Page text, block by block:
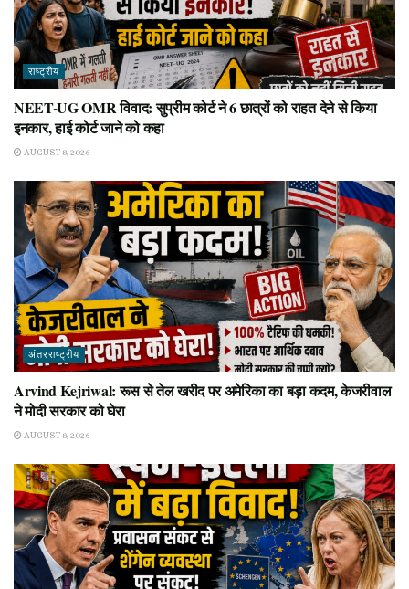
राष्ट्रीय
NEET-UG OMR विवाद: सुप्रीम कोर्ट ने 6 छात्रों को राहत देने से किया
इनकार, हाई कोर्ट जाने को कहा
AUGUST 8, 2026
अंतरराष्ट्रीय
Arvind Kejriwal: रूस से तेल खरीद पर अमेरिका का बड़ा कदम, केजरीवाल
ने मोदी सरकार को घेरा
AUGUST 8, 2026